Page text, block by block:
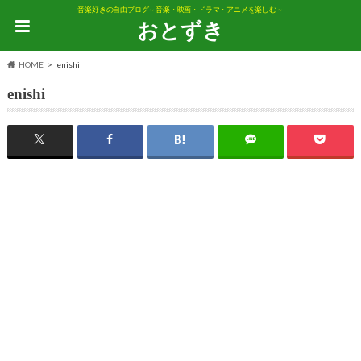
音楽好きの自由ブログ～音楽・映画・ドラマ・アニメを楽しむ～
おとずき
HOME enishi
enishi